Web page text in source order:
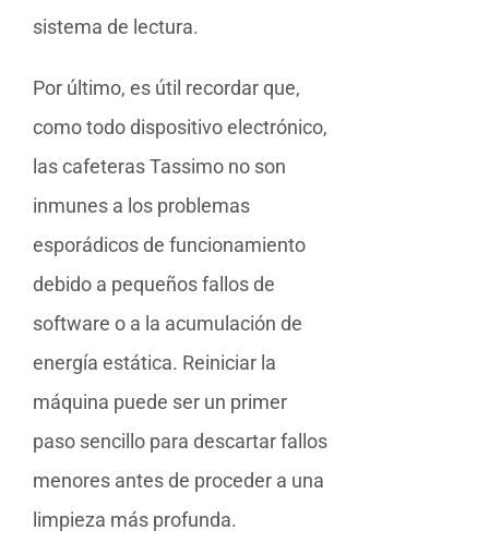
sistema de lectura.
Por último, es útil recordar que,
como todo dispositivo electrónico,
las cafeteras Tassimo no son
inmunes a los problemas
esporádicos de funcionamiento
debido a pequeños fallos de
software o a la acumulación de
energía estática. Reiniciar la
máquina puede ser un primer
paso sencillo para descartar fallos
menores antes de proceder a una
limpieza más profunda.